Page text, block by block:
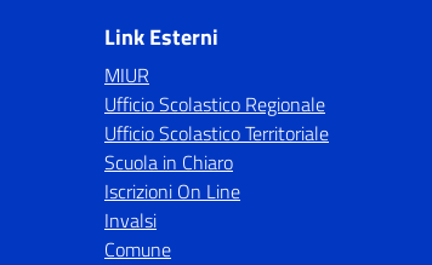
Link Esterni
MIUR
Ufficio Scolastico Regionale
Ufficio Scolastico Territoriale
Scuola in Chiaro
Iscrizioni On Line
Invalsi
Comune